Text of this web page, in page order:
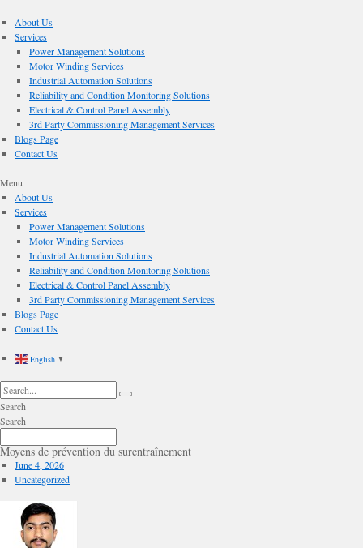
About Us
Services
Power Management Solutions
Motor Winding Services
Industrial Automation Solutions
Reliability and Condition Monitoring Solutions
Electrical & Control Panel Assembly
3rd Party Commissioning Management Services
Blogs Page
Contact Us
Menu
About Us
Services
Power Management Solutions
Motor Winding Services
Industrial Automation Solutions
Reliability and Condition Monitoring Solutions
Electrical & Control Panel Assembly
3rd Party Commissioning Management Services
Blogs Page
Contact Us
English ▼
Search
Search
Moyens de prévention du surentraînement
June 4, 2026
Uncategorized